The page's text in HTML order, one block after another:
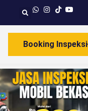
Booking Inspeksi